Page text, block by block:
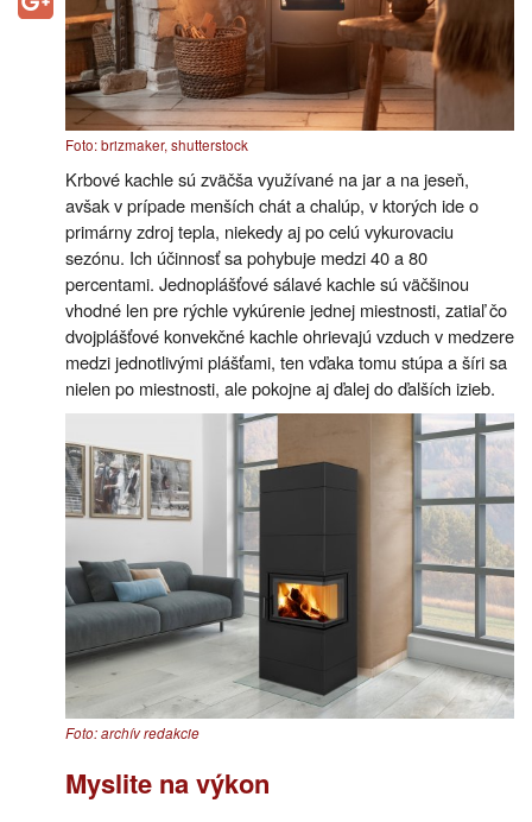
Foto: brizmaker, shutterstock
Krbové kachle sú zväčša využívané na jar a na jeseň,
avšak v prípade menších chát a chalúp, v ktorých ide o
primárny zdroj tepla, niekedy aj po celú vykurovaciu
sezónu. Ich účinnosť sa pohybuje medzi 40 a 80
percentami. Jednoplášťové sálavé kachle sú väčšinou
vhodné len pre rýchle vykúrenie jednej miestnosti, zatiaľ čo
dvojplášťové konvekčné kachle ohrievajú vzduch v medzere
medzi jednotlivými plášťami, ten vďaka tomu stúpa a šíri sa
nielen po miestnosti, ale pokojne aj ďalej do ďalších izieb.
Foto: archív redakcie
Myslite na výkon